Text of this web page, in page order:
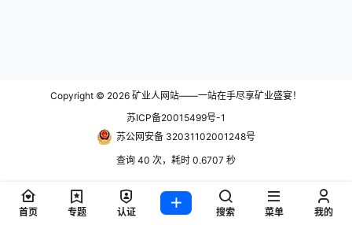
Copyright © 2026 矿业人网站——一站在手尽享矿业盛宴！
苏ICP备20015499号-1
苏公网安备 32031102001248号
查询 40 次，耗时 0.6707 秒
首页 专题 认证 搜索 菜单 我的